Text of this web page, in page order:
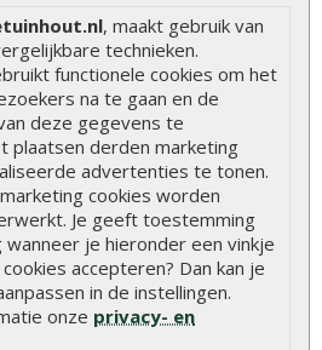
, maakt gebruik van
technieken.
functionele cookies om het
na te gaan en de
deze gegevens te
plaatsen derden marketing
advertenties te tonen.
cookies worden
Je geeft toestemming
je hieronder een vinkje
accepteren? Dan kan je
in de instellingen.
onze privacy- en
van Onlinetuinhout.nl
in de tuin
Tuindeuren
Tuinschermen